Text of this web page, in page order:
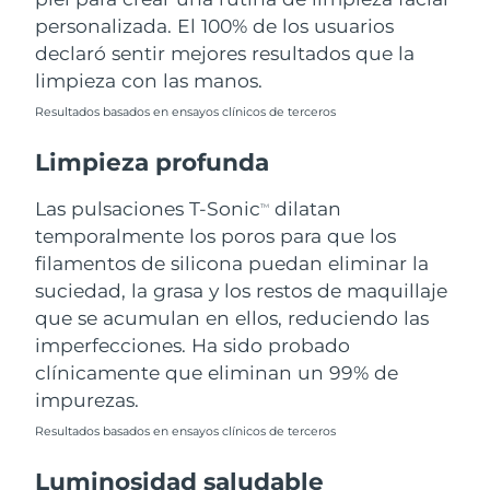
personalizada. El 100% de los usuarios
declaró sentir mejores resultados que la
limpieza con las manos.
Resultados basados en ensayos clínicos de terceros
Limpieza profunda
Las pulsaciones T-SonicTM
dilatan
temporalmente los poros para que los
filamentos de silicona puedan eliminar la
suciedad, la grasa y los restos de maquillaje
que se acumulan en ellos, reduciendo las
imperfecciones. Ha sido probado
clínicamente que eliminan un 99% de
impurezas.
Resultados basados en ensayos clínicos de terceros
Luminosidad saludable
Filipinas Entrega prevista14/8/26
Polonia
Portugal
Puerto Rico Entrega prevista
Catar Entrega prevista
Reunión Entrega prevista16/8/26
Rumanía Entrega prevista
Rusia